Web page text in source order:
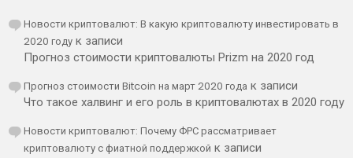
Новости криптовалют: В какую криптовалюту инвестировать в
2020 году к записи
Прогноз стоимости криптовалюты Prizm на 2020 год
Прогноз стоимости Bitcoin на март 2020 года к записи
Что такое халвинг и его роль в криптовалютах в 2020 году
Новости криптовалют: Почему ФРС рассматривает
криптовалюту с фиатной поддержкой к записи